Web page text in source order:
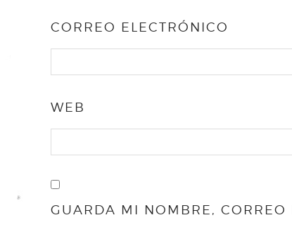
CORREO ELECTRÓNICO
WEB
GUARDA MI NOMBRE, CORREO